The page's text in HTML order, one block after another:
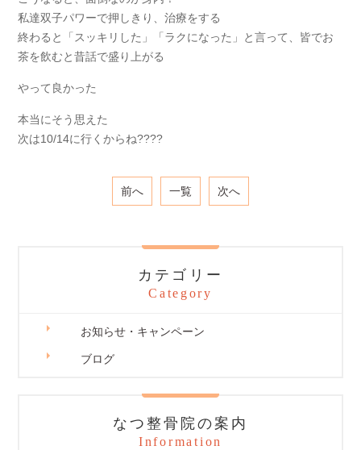
私達双子パワーで押しきり、治療をする
終わると「スッキリした」「ラクになった」と言って、皆でお
茶を飲むと昔話で盛り上がる
やって良かった
本当にそう思えた
次は10/14に行くからね????
前へ 一覧 次へ
カテゴリー
Category
お知らせ・キャンペーン
ブログ
なつ整骨院の案内
Information